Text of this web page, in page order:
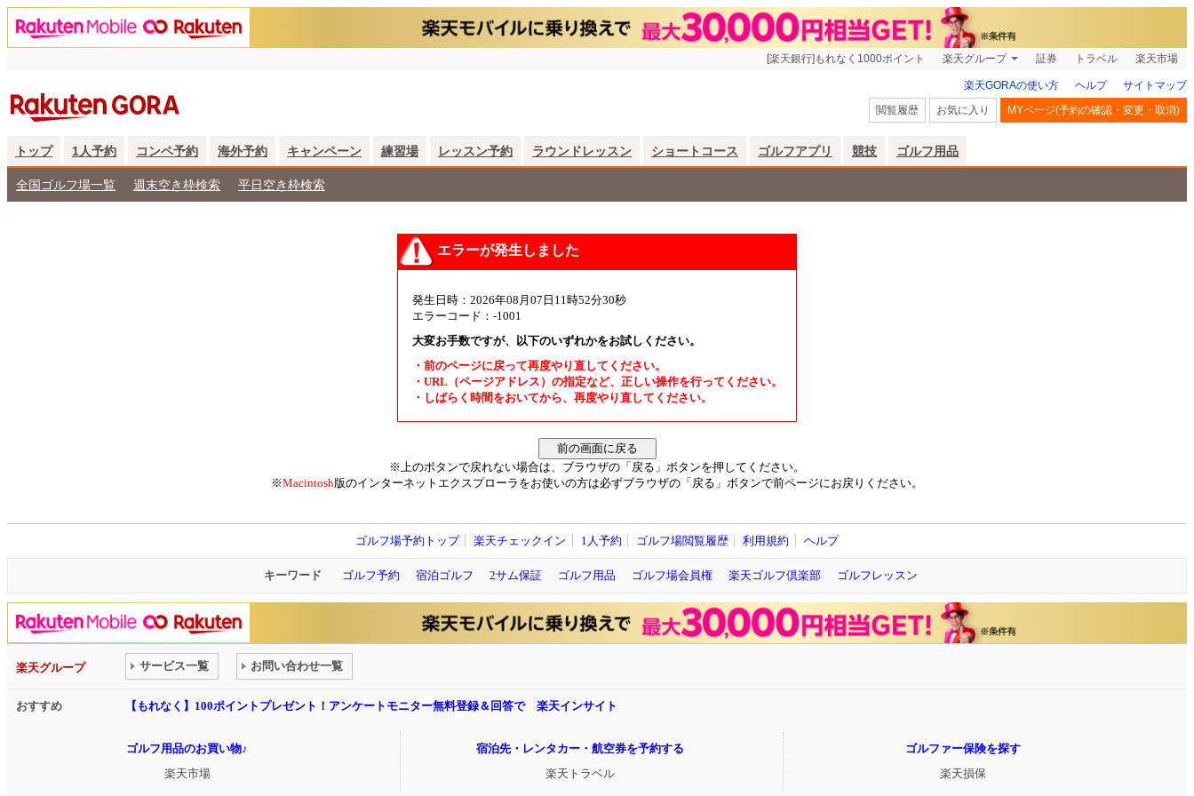
[楽天銀行]もれなく1000ポイント 楽天グループ 証券 トラベル 楽天市場
楽天GORAの使い方 ヘルプ
サイトマップ
閲覧履歴
お気に入り MYページ(予約の確認・変更・取消)
トップ 1人予約 コンペ予約 海外予約 キャンペーン 練習場 レッスン予約 ラウンドレッスン ショートコース ゴルフアプリ 競技 ゴルフ用品
全国ゴルフ場一覧 週末空き枠検索 平日空き枠検索
エラーが発生しました
発生日時：2026年08月07日11時52分30秒
エラーコード：-1001
大変お手数ですが、以下のいずれかをお試しください。
・前のページに戻って再度やり直してください。
・URL（ページアドレス）の指定など、正しい操作を行ってください。
・しばらく時間をおいてから、再度やり直してください。
※上のボタンで戻れない場合は、ブラウザの「戻る」ボタンを押してください。
※Macintosh版のインターネットエクスプローラをお使いの方は必ずブラウザの「戻る」ボタンで前ページにお戻りください。
ゴルフ場予約トップ 楽天チェックイン 1人予約 ゴルフ場閲覧履歴 利用規約 ヘルプ
キーワード ゴルフ予約 宿泊ゴルフ 2サム保証 ゴルフ用品 ゴルフ場会員権 楽天ゴルフ倶楽部 ゴルフレッスン
楽天グループ サービス一覧 お問い合わせ一覧
おすすめ 【もれなく】100ポイントプレゼント！アンケートモニター無料登録＆回答で 楽天インサイト
ゴルフ用品のお買い物♪
楽天市場
宿泊先・レンタカー・航空券を予約する
楽天トラベル
ゴルファー保険を探す
楽天損保